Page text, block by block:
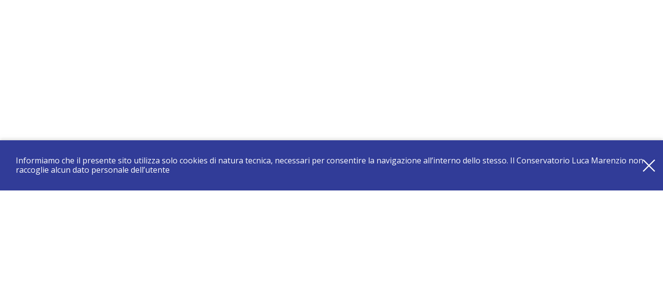
Informiamo che il presente sito utilizza solo cookies di natura tecnica, necessari per consentire la navigazione all’interno dello stesso. Il Conservatorio Luca Marenzio non
raccoglie alcun dato personale dell’utente